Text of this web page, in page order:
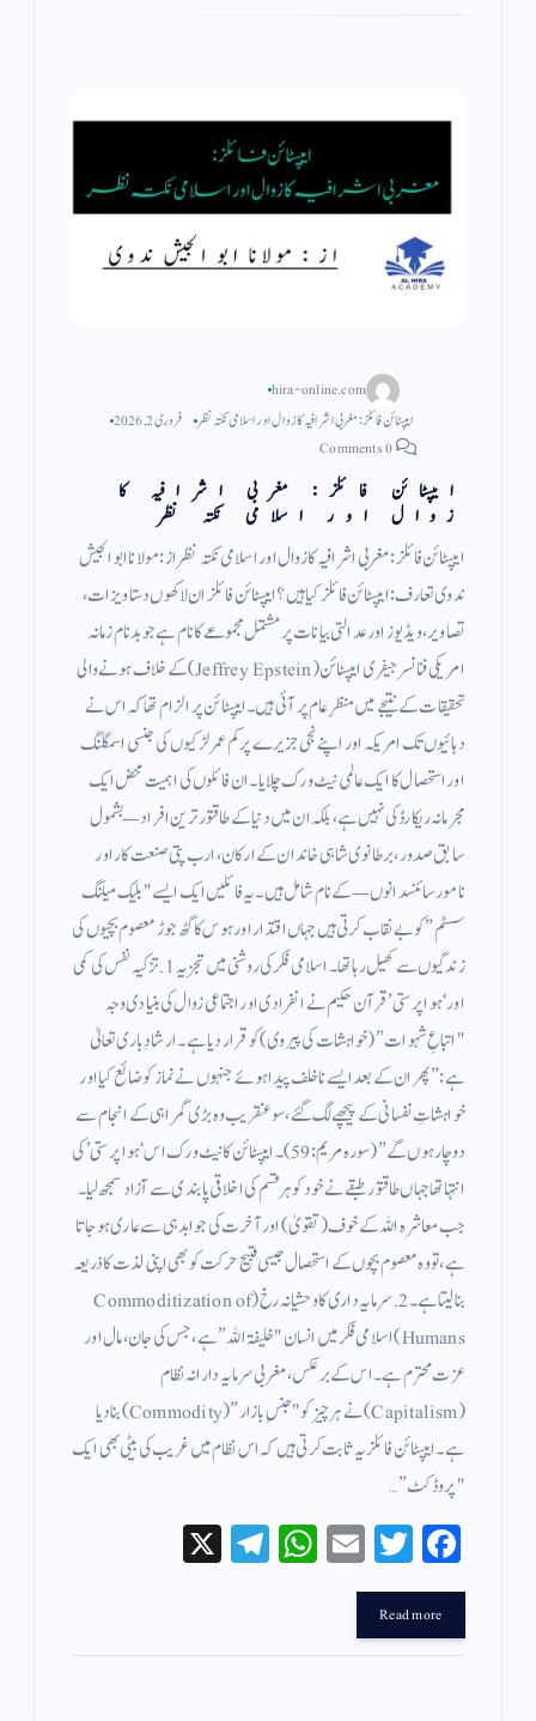
hira-online.com
ایپسٹائن فائلز: مغربی اشرافیہ کا زوال اور اسلامی نکتہ نظر
فروری 2, 2026
ایپسٹائن فائلز: مغربی اشرافیہ کا
زوال اور اسلامی نکتہ نظر
ایپسٹائن فائلز: مغربی اشرافیہ کا زوال اور اسلامی نکتہ نظر از : مولانا ابو الجیش
ندوی تعارف: ایپسٹائن فائلز کیا ہیں؟ ​ایپسٹائن فائلز ان لاکھوں دستاویزات،
تصاویر، ویڈیوز اور عدالتی بیانات پر مشتمل مجموعے کا نام ہے جو بدنام زمانہ
امریکی فنانسر جیفری ایپسٹائن (Jeffrey Epstein) کے خلاف ہونے والی
تحقیقات کے نتیجے میں منظرِ عام پر آئی ہیں۔ ایپسٹائن پر الزام تھا کہ اس نے
دہائیوں تک امریکہ اور اپنے نجی جزیرے پر کم عمر لڑکیوں کی جنسی اسمگلنگ
اور استحصال کا ایک عالمی نیٹ ورک چلایا۔​ان فائلوں کی اہمیت محض ایک
مجرمانہ ریکارڈ کی نہیں ہے، بلکہ ان میں دنیا کے طاقتور ترین افراد—بشمول
سابق صدور، برطانوی شاہی خاندان کے ارکان، ارب پتی صنعت کار اور
نامور سائنسدانوں—کے نام شامل ہیں۔ یہ فائلیں ایک ایسے "بلیک میلنگ
سسٹم” کو بے نقاب کرتی ہیں جہاں اقتدار اور ہوس کا گٹھ جوڑ معصوم بچیوں کی
زندگیوں سے کھیل رہا تھا۔ ​اسلامی فکر کی روشنی میں تجزیہ ​1. تزکیہ نفس کی کمی
اور ‘ہوا پرستی’ ​قرآن حکیم نے انفرادی اور اجتماعی زوال کی بنیادی وجہ
"اتباعِ شہوات” (خواہشات کی پیروی) کو قرار دیا ہے۔ ارشادِ باری تعالیٰ
ہے: ”پھر ان کے بعد ایسے ناخلف پیدا ہوئے جنہوں نے نماز کو ضائع کیا اور
خواہشاتِ نفسانی کے پیچھے لگ گئے، سو عنقریب وہ بڑی گمراہی کے انجام سے
دوچار ہوں گے” (سورہ مریم: 59)۔​ایپسٹائن کا نیٹ ورک اس ‘ہوا پرستی’ کی
انتہا تھا جہاں طاقتور طبقے نے خود کو ہر قسم کی اخلاقی پابندی سے آزاد سمجھ لیا۔
جب معاشرہ اللہ کے خوف (تقویٰ) اور آخرت کی جوابدہی سے عاری ہو جاتا
ہے، تو وہ معصوم بچوں کے استحصال جیسی قبیح حرکت کو بھی اپنی لذت کا ذریعہ
بنا لیتا ہے۔ ​2. سرمایہ داری کا وحشیانہ رخ (Commoditization of
Humans) ​اسلامی فکر میں انسان "خلیفۃ اللہ” ہے، جس کی جان، مال اور
عزت محترم ہے۔ اس کے برعکس، مغربی سرمایہ دارانہ نظام
(Capitalism) نے ہر چیز کو "جنسِ بازار” (Commodity) بنا دیا
ہے۔​ایپسٹائن فائلز یہ ثابت کرتی ہیں کہ اس نظام میں غریب کی بیٹی بھی ایک
"پروڈکٹ”…
Fa
ce
bo
ok
T
wi
r
E
m
W
ha
Te
le
Read more